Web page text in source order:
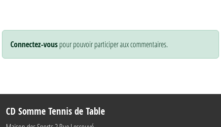
Connectez-vouspour pouvoir participer aux commentaires.
CD Somme Tennis de Table